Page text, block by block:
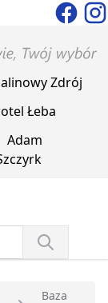
Baza